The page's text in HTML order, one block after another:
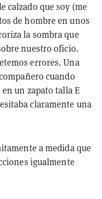
calzado que soy (me
de hombre en unos
la sombra que
nuestro oficio.
errores. Una
cuando
un zapato talla E
claramente una
a medida que
igualmente